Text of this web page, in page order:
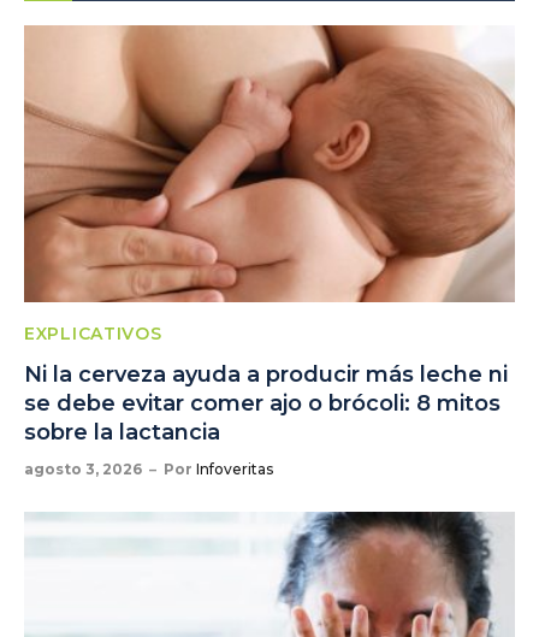
EXPLICATIVOS
Ni la cerveza ayuda a producir más leche ni
se debe evitar comer ajo o brócoli: 8 mitos
sobre la lactancia
agosto 3, 2026 Por Infoveritas